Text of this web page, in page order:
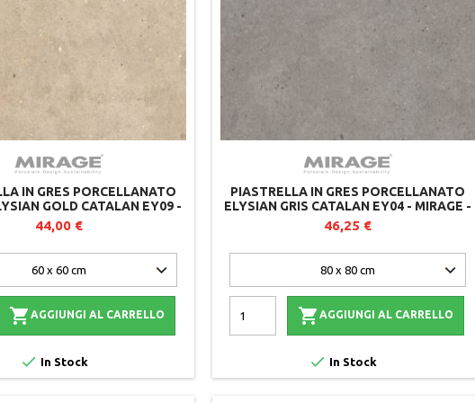
IN GRES PORCELLANATO
GOLD CATALAN EY09 -
CM - LOTTO DA 2 PEZZI
44,00 €
 AGGIUNGI AL CARRELLO
 In Stock
PIASTRELLA IN GRES PORCELLANATO
ELYSIAN GRIS CATALAN EY04 - MIRAGE -
SPESSORE 20 MM
46,25 €
AGGIUNGI AL CARRELLO
 In Stock